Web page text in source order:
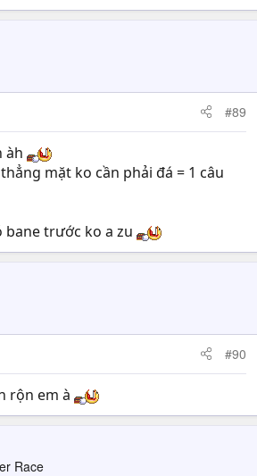
#89
àh
mặt ko cần phải đá = 1 câu
bane trước ko a zu
#90
rộn em à
Race